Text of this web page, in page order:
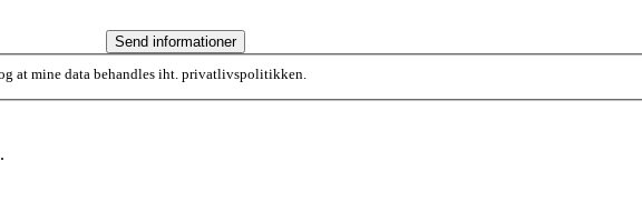
Send informationer
og at mine data behandles iht. privatlivspolitikken.